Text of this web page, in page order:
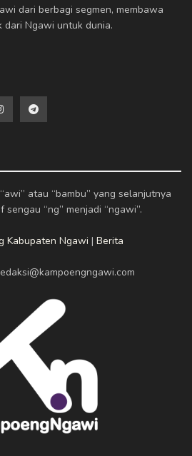
dari berbagi segmen, membawa
dari Ngawi untuk dunia.
atau “bambu” yang selanjutnya
“ng” menjadi “ngawi”.
Kabupaten Ngawi | Berita